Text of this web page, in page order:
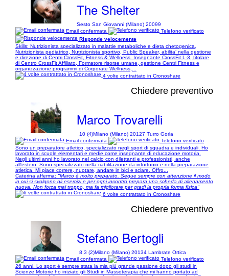
The Shelter
Sesto San Giovanni (Milano) 20099
Email confermata
Telefono verificato
Risponde velocemente
Skills: Nutrizionista specializzato in malattie metaboliche e dieta chetogenica,
Nutrizionista pediatrico, Nutrizionista sportivo, Public Speaker, abilita’ nella gestione
e direzione di Centri CrossFit, Fitness & Wellness. Insegnante CrossFit L-3, titolare
di Centro CrossFit Affiliato, Formatore risorse umane, gestione Centri Fitness e
organizzazione programmi di Corporate Wellness,...
4 volte contrattato in Cronoshare
Chiedere preventivo
Marco Trovarelli
10 (4)Milano (Milano) 20127 Turro Gorla
Email confermata
Telefono verificato
Sono un preparatore atletico, specializzato negli sport di squadra e individuali. Ho
lavorato in scuole elementari e medie come insegnante di educazione motoria.
Negli ultimi anni ho lavorato nel calcio con dilettanti e professionisti, anche
all'estero. Sono specializzato nella riabilitazione da infortunio e nella preparazione
atletica. Mi piace correre, nuotare, andare in bici e sciare. Offro...
Caterina afferma: "Marco è molto preparato. Segue sempre con attenzione il modo
in cui si svolgono gli esercizi e per ogni incontro prepara una scheda di allenamento
nuova. Non forza mai troppo, ma fa migliorare per gradi la propria forma fisica"
6 volte contrattato in Cronoshare
Chiedere preventivo
Stefano Bertogli
8,3 (2)Milano (Milano) 20134 Lambrate Ortica
Email confermata
Telefono verificato
26 anni. Lo sport è sempre stata la mia più grande passione dopo gli studi in
Scienze Motorie ho iniziato gli Studi in Massoterapia che mi hanno portato ad